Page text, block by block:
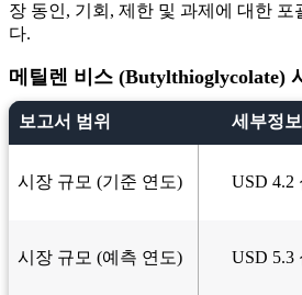
장 동인, 기회, 제한 및 과제에 대한 포
다.
메틸렌 비스 (Butylthioglycolate)
보고서 범위 세부정보
시장 규모 (기준 연도) USD 4.2
시장 규모 (예측 연도) USD 5.3